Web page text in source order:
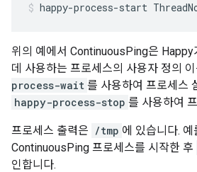
happy-process-start
위의 예에서 ContinuousPing은 Happy
데 사용하는 프로세스의 사용자 정의
process-wait 를 사용하여 프로세스
happy-process-stop 를 사용하여
프로세스 출력은 /tmp 에 있습니다. 예
ContinuousPing 프로세스를 시작한 후
인합니다.